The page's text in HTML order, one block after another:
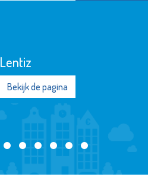
Lentiz
Bekijk de pagina